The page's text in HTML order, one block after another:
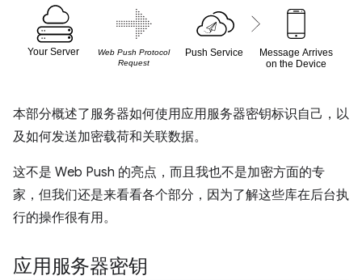
本部分概述了服务器如何使用应用服务器密钥标识自己，以
及如何发送加密载荷和关联数据。
这不是 Web Push 的亮点，而且我也不是加密方面的专
家，但我们还是来看看各个部分，因为了解这些库在后台执
行的操作很有用。
应用服务器密钥